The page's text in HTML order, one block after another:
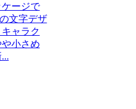
ージで
文字デザ
ャラク
小さめ